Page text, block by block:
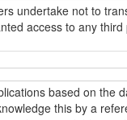
yra prieinami
4.0 priskyrimo
4.0)sąlygas, jei
reikia kreiptis
data@ktu.lt).
gali peržiūrėti ir
disregard for
laws.
naudotis
undertake not to
access to any third
trečiosioms šalims.
based on the
this by a